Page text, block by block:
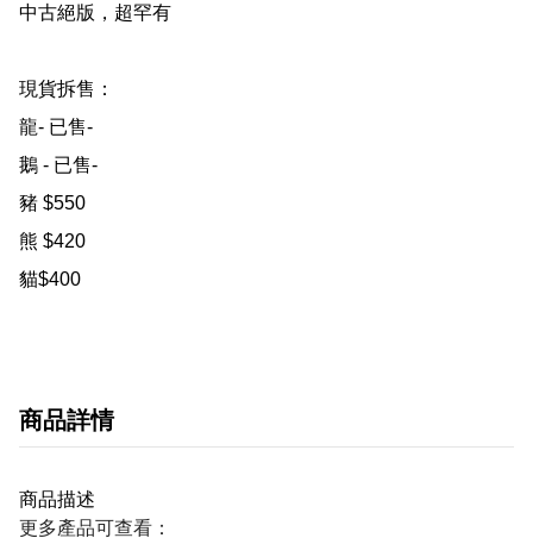
中古絕版，超罕有
現貨拆售：
龍- 已售-
鵝 - 已售-
豬 $550
熊 $420
貓$400
商品詳情
商品描述
更多產品可查看：